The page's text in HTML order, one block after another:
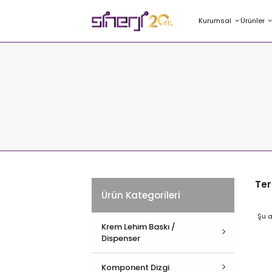
Kurumsal Ürünler
Ürün Kategorileri
Krem Lehim Baskı /
Dispenser
Hepsini İncele
Komponent Dizgi
Şu